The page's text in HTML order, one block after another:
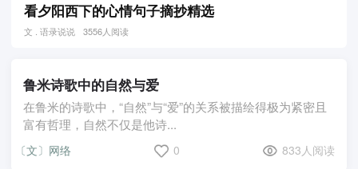
看夕阳西下的心情句子摘抄精选
文 . 语录说说 3556人阅读
鲁米诗歌中的自然与爱
在鲁米的诗歌中，“自然”与“爱”的关系被描绘得极为紧密且
富有哲理，自然不仅是他诗...
〔文〕网络 0 833人阅读